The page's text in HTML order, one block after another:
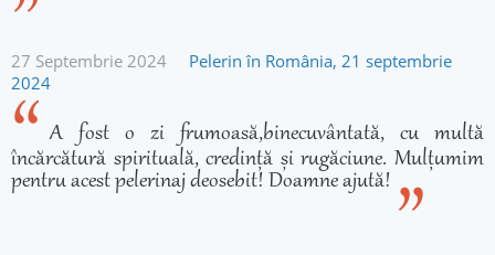
27 Septembrie 2024
Pelerin în România, 21 septembrie
2024
A fost o zi frumoasă,binecuvântată, cu multă
încărcătură spirituală, credință și rugăciune. Mulțumim
pentru acest pelerinaj deosebit! Doamne ajută!